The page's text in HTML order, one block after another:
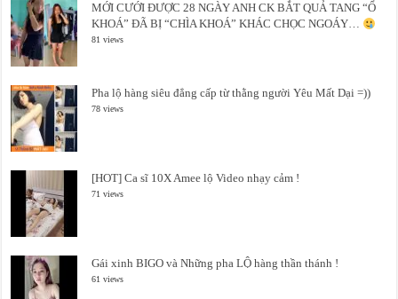
MỚI CƯỚI ĐƯỢC 28 NGÀY ANH CK BẮT QUẢ TANG “Ổ
KHOÁ” ĐÃ BỊ “CHÌA KHOÁ” KHÁC CHỌC NGOÁY…
81 views
Pha lộ hàng siêu đẳng cấp từ thằng người Yêu Mất Dại =))
78 views
[HOT] Ca sĩ 10X Amee lộ Video nhạy cảm !
71 views
Gái xinh BIGO và Những pha LỘ hàng thần thánh !
61 views